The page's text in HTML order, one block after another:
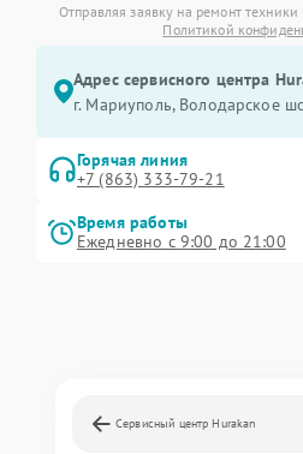
Отправляя заявку на ремонт
Политикой
Адрес сервисного центра
г. Мариуполь, Володарское
Горячая линия
+7 (863) 333-79-21
Время работы
Ежедневно с 9:00 до 21:00
Сервисный центр Hurakan